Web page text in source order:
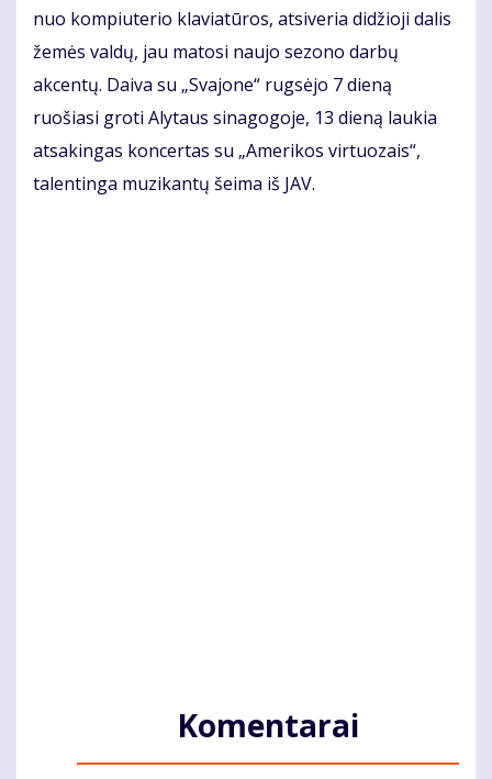
nuo kompiuterio klaviatūros, atsiveria didžioji dalis
žemės valdų, jau matosi naujo sezono darbų
akcentų. Daiva su „Svajone“ rugsėjo 7 dieną
ruošiasi groti Alytaus sinagogoje, 13 dieną laukia
atsakingas koncertas su „Amerikos virtuozais“,
talentinga muzikantų šeima iš JAV.
Komentarai